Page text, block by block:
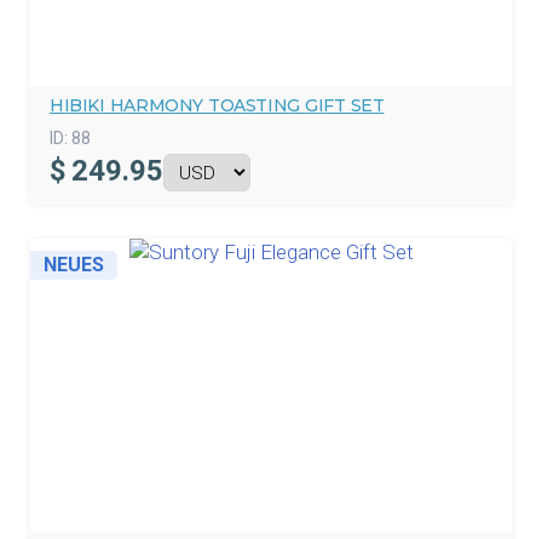
HIBIKI HARMONY TOASTING GIFT SET
ID: 88
$ 249.95
NEUES